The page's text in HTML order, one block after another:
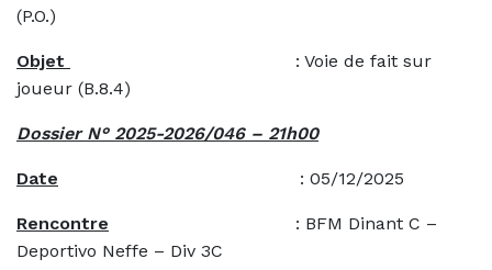
(P.O.)
Objet
: Voie de fait sur
joueur (B.8.4)
Dossier N° 2025-2026/046 – 21h00
Date : 05/12/2025
Rencontre : BFM Dinant C –
Deportivo Neffe – Div 3C